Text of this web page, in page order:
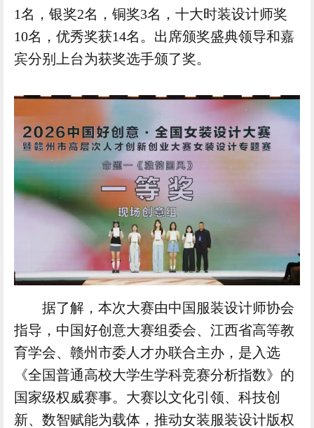
1名，银奖2名，铜奖3名，十大时装设计师奖
10名，优秀奖获14名。出席颁奖盛典领导和嘉
宾分别上台为获奖选手颁了奖。
据了解，本次大赛由中国服装设计师协会
指导，中国好创意大赛组委会、江西省高等教
育学会、赣州市委人才办联合主办，是入选
《全国普通高校大学生学科竞赛分析指数》的
国家级权威赛事。大赛以文化引领、科技创
新、数智赋能为载体，推动女装服装设计版权